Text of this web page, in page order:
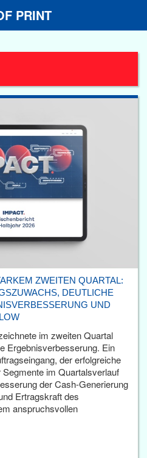
PRINT
ZWEITEN QUARTAL:
DEUTLICHE
UND
im zweiten Quartal
Ergebnisverbesserung. Ein
der erfolgreiche
im Quartalsverlauf
der Cash-Generierung
Ertragskraft des
anspruchsvollen